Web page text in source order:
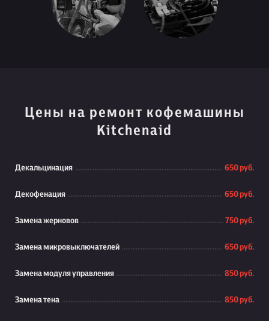
Цены на ремонт кофемашины
Kitchenaid
Декальцинация 650 руб.
Декофенация 650 руб.
Замена жерновов 750 руб.
Замена микровыключателей 650 руб.
Замена модуля управления 850 руб.
Замена тена 850 руб.